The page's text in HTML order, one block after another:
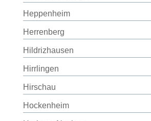
Heppenheim
Herrenberg
Hildrizhausen
Hirrlingen
Hirschau
Hockenheim